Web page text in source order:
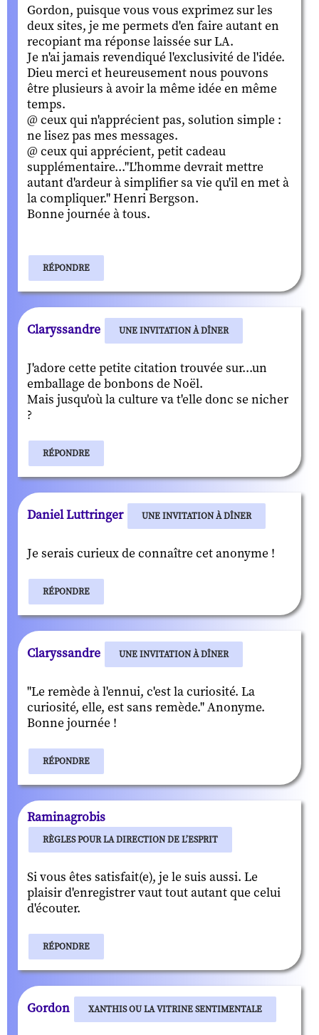
Gordon, puisque vous vous exprimez sur les
deux sites, je me permets d'en faire autant en
recopiant ma réponse laissée sur LA.
Je n'ai jamais revendiqué l'exclusivité de l'idée.
Dieu merci et heureusement nous pouvons
être plusieurs à avoir la même idée en même
temps.
@ ceux qui n'apprécient pas, solution simple :
ne lisez pas mes messages.
@ ceux qui apprécient, petit cadeau
supplémentaire..."L'homme devrait mettre
autant d'ardeur à simplifier sa vie qu'il en met à
la compliquer." Henri Bergson.
Bonne journée à tous.
RÉPONDRE
Claryssandre UNE INVITATION À DÎNER
J'adore cette petite citation trouvée sur...un
emballage de bonbons de Noël.
Mais jusqu'où la culture va t'elle donc se nicher
?
RÉPONDRE
Daniel Luttringer UNE INVITATION À DÎNER
Je serais curieux de connaître cet anonyme !
RÉPONDRE
Claryssandre UNE INVITATION À DÎNER
"Le remède à l'ennui, c'est la curiosité. La
curiosité, elle, est sans remède." Anonyme.
Bonne journée !
RÉPONDRE
Raminagrobis
RÈGLES POUR LA DIRECTION DE L’ESPRIT
Si vous êtes satisfait(e), je le suis aussi. Le
plaisir d'enregistrer vaut tout autant que celui
d'écouter.
RÉPONDRE
Gordon XANTHIS OU LA VITRINE SENTIMENTALE